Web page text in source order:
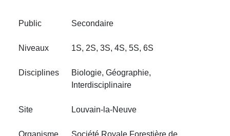
Public Secondaire
Niveaux 1S, 2S, 3S, 4S, 5S, 6S
Disciplines
Biologie, Géographie,
Interdisciplinaire
Site Louvain‑la‑Neuve
Organisme
Société Royale Forestière de